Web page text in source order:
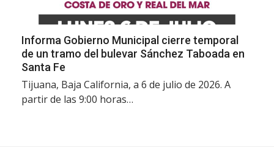
Informa Gobierno Municipal cierre temporal
de un tramo del bulevar Sánchez Taboada en
Santa Fe
Tijuana, Baja California, a 6 de julio de 2026. A
partir de las 9:00 horas…